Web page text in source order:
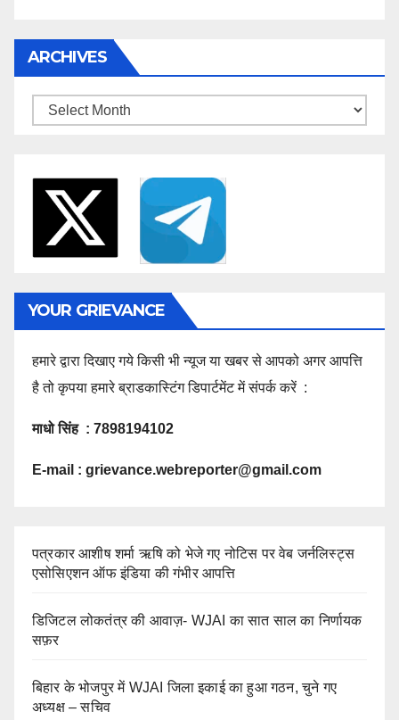
ARCHIVES
Archives
YOUR GRIEVANCE
हमारे द्वारा दिखाए गये किसी भी न्यूज या खबर से आपको अगर आपत्ति
है तो कृपया हमारे ब्राडकास्टिंग डिपार्टमेंट में संपर्क करें :
माधो सिंह : 7898194102
E-mail : grievance.webreporter@gmail.com
पत्रकार आशीष शर्मा ऋषि को भेजे गए नोटिस पर वेब जर्नलिस्ट्स
एसोसिएशन ऑफ इंडिया की गंभीर आपत्ति
डिजिटल लोकतंत्र की आवाज़- WJAI का सात साल का निर्णायक
सफ़र
बिहार के भोजपुर में WJAI जिला इकाई का हुआ गठन, चुने गए
अध्यक्ष – सचिव